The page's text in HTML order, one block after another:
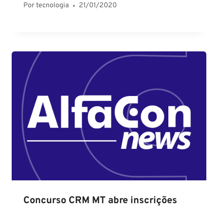
Portecnologia 21/01/2020
Concurso CRM MT abre inscrições